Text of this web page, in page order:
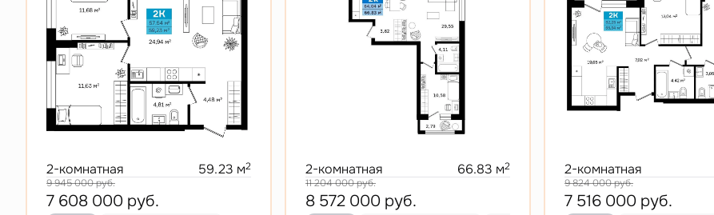
2-комнатная 59.23 м2
9 945 000руб.
7 608 000 руб.
2-комнатная 66.83 м2
11 204 000руб.
8 572 000 руб.
2-комнатная
9 824 000руб.
7 516 000 руб.